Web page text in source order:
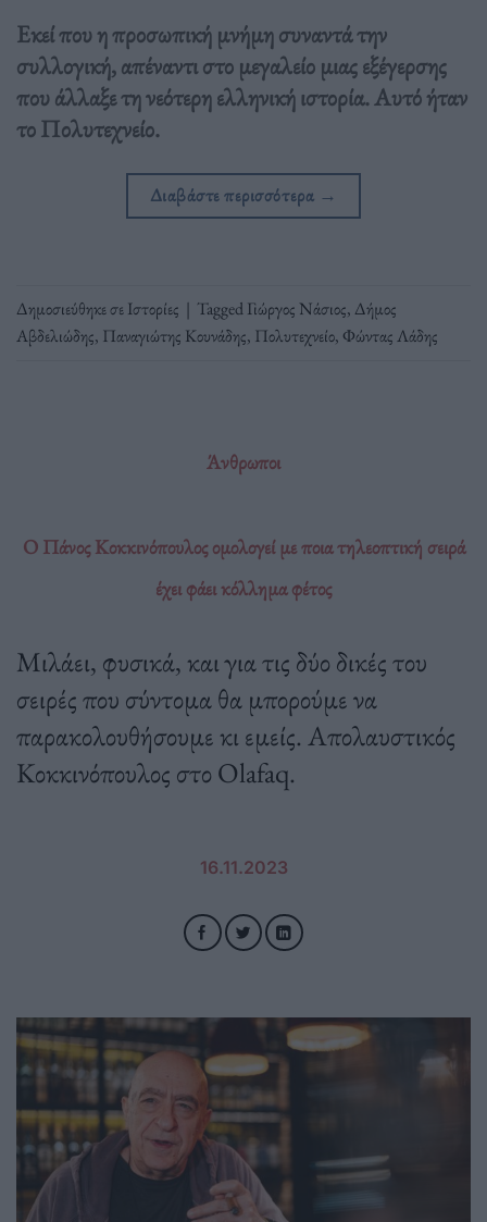
Εκεί που η προσωπική μνήμη συναντά την
συλλογική, απέναντι στο μεγαλείο μιας εξέγερσης
που άλλαξε τη νεότερη ελληνική ιστορία. Αυτό ήταν
το Πολυτεχνείο.
Διαβάστε περισσότερα →
Δημοσιεύθηκε σεΙστορίες | TaggedΓιώργος Νάσιος, Δήμος
Αβδελιώδης, Παναγιώτης Κουνάδης, Πολυτεχνείο, Φώντας Λάδης
Άνθρωποι
Ο Πάνος Κοκκινόπουλος ομολογεί με ποια τηλεοπτική σειρά
έχει φάει κόλλημα φέτος
Μιλάει, φυσικά, και για τις δύο δικές του
σειρές που σύντομα θα μπορούμε να
παρακολουθήσουμε κι εμείς. Απολαυστικός
Κοκκινόπουλος στο Olafaq.
16.11.2023